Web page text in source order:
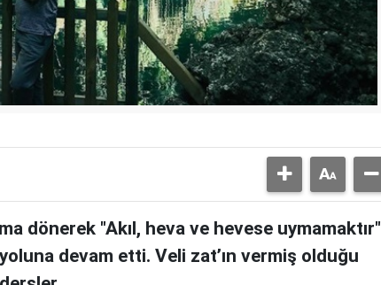
dönerek "Akıl, heva ve hevese uymamaktır"
devam etti. Veli zat’ın vermiş olduğu